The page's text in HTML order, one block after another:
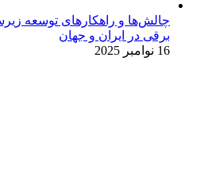
چالش‌ها و راهکارهای توسعه
برقی در ایران و جهان
16 نوامبر 2025